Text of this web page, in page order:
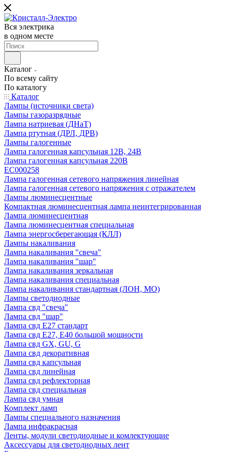
Вся электрика
в одном месте
Каталог
По всему сайту
По каталогу
Каталог
Лампы (источники света)
Лампы газоразрядные
Лампа натриевая (ДНаТ)
Лампа ртутная (ДРЛ, ДРВ)
Лампы галогенные
Лампа галогенная капсульная 12В, 24В
Лампа галогенная капсульная 220В
EC000258
Лампа галогенная сетевого напряжения линейная
Лампа галогенная сетевого напряжения с отражателем
Лампы люминесцентные
Компактная люминесцентная лампа неинтегрированная
Лампа люминесцентная
Лампа люминесцентная специальная
Лампа энергосберегающая (КЛЛ)
Лампы накаливания
Лампа накаливания "свеча"
Лампа накаливания "шар"
Лампа накаливания зеркальная
Лампа накаливания специальная
Лампа накаливания стандартная (ЛОН, МО)
Лампы светодиодные
Лампа свд "свеча"
Лампа свд "шар"
Лампа свд E27 стандарт
Лампа свд E27, Е40 большой мощности
Лампа свд GX, GU, G
Лампа свд декоративная
Лампа свд капсульная
Лампа свд линейная
Лампа свд рефлекторная
Лампа свд специальная
Лампа свд умная
Комплект ламп
Лампы специального назначения
Лампа инфракрасная
Ленты, модули светодиодные и комлектующие
Аксессуары для светодиодных лент